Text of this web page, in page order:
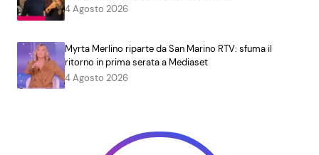
4 Agosto 2026
Myrta Merlino riparte da San Marino RTV: sfuma il
ritorno in prima serata a Mediaset
4 Agosto 2026